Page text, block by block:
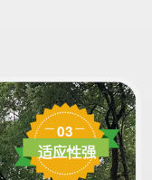
03
适应性强